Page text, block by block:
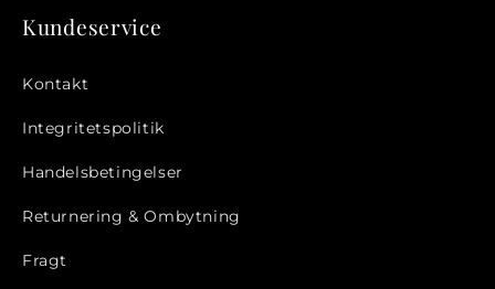
Kundeservice
Kontakt
Integritetspolitik
Handelsbetingelser
Returnering & Ombytning
Fragt
til din ønskeliste og se dine tidligere gemte